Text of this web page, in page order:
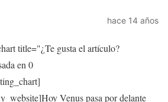
hace 14 años
title="¿Te gusta el artículo?
en 0
Venus pasa por delante